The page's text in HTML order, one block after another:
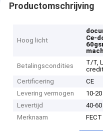
Productomschrijving
Hoog licht
Ce-
Betalingscondities
T/T,
Certificering
CE
Levering vermogen
10-
Levertijd
40-
Merknaam
FECT